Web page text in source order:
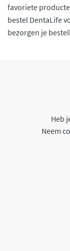
favoriete
bestel DentaLife
bezorgen je
Heb
Neem